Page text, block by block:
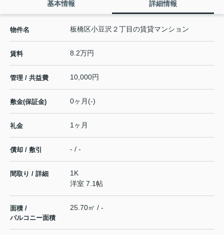
基本情報 詳細情報
物件名 板橋区小豆沢２丁目の賃貸マンション
賃料 8.2万円
管理 / 共益費 10,000円
敷金(保証金) 0ヶ月(-)
礼金 1ヶ月
償却 / 敷引 - / -
間取り / 詳細
1K
洋室 7.1帖
面積 /
バルコニー面積
25.70㎡ / -